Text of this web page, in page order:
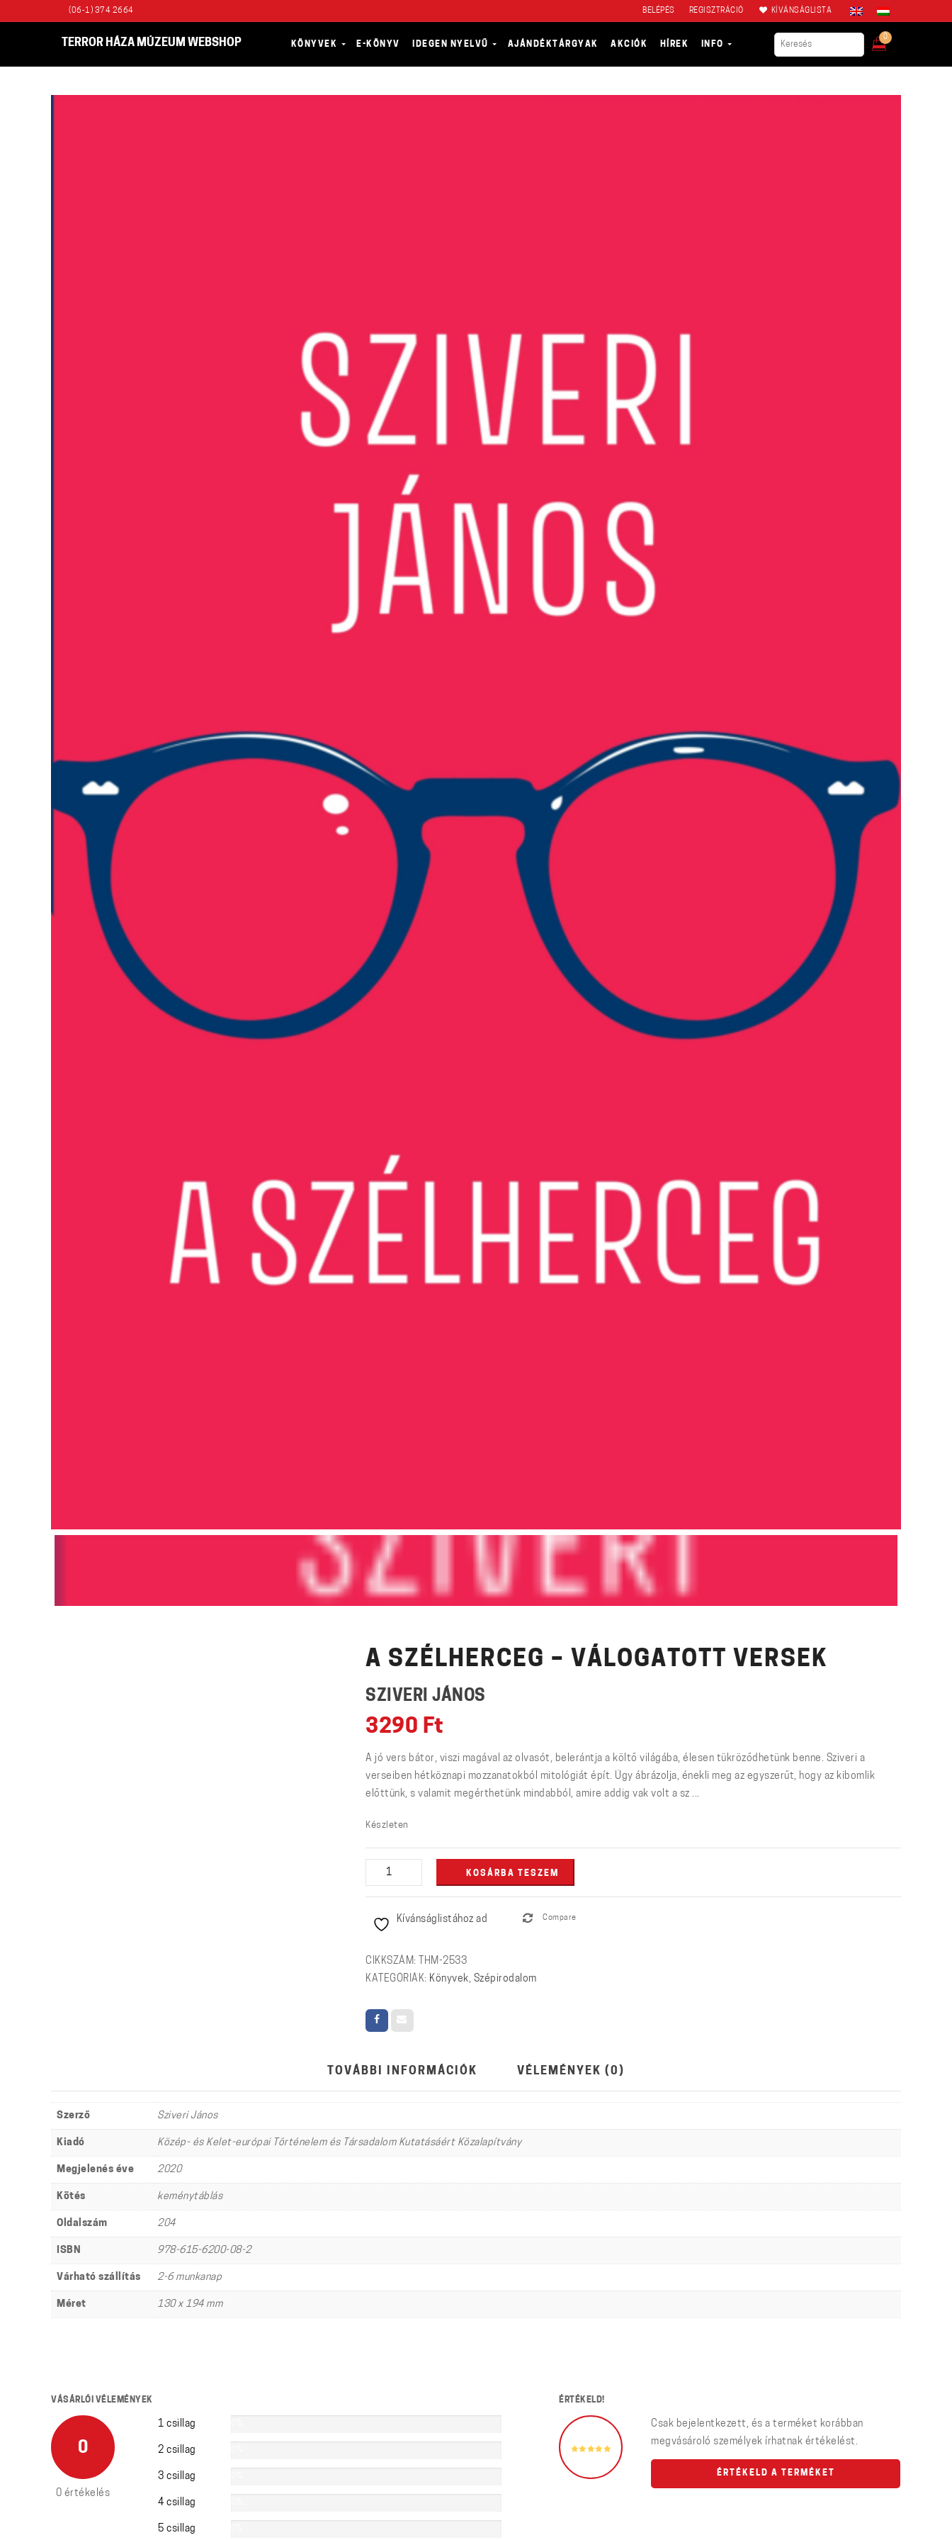
(06-1) 374 2664 BELÉPÉS REGISZTRÁCIÓ KÍVÁNSÁGLISTA
TERROR HÁZA MÚZEUM WEBSHOP KÖNYVEK E-KÖNYV IDEGEN NYELVŰ AJÁNDÉKTÁRGYAK AKCIÓK HÍREK INFO
0
A SZÉLHERCEG – VÁLOGATOTT VERSEK
SZIVERI JÁNOS
3290 Ft
A jó vers bátor, viszi magával az olvasót, belerántja a költő világába, élesen tükröződhetünk benne. Sziveri a
verseiben hétköznapi mozzanatokból mitológiát épít. Úgy ábrázolja, énekli meg az egyszerűt, hogy az kibomlik
előttünk, s valamit megérthetünk mindabból, amire addig vak volt a sz ...
Készleten
szélherceg
Válogatott
mennyiség
KOSÁRBA TESZEM
Kívánságlistához ad Compare
CIKKSZÁM: THM-2533
KATEGÓRIÁK: Könyvek, Szépirodalom
TOVÁBBI INFORMÁCIÓK VÉLEMÉNYEK (0)
Szerző Sziveri János
Kiadó Közép- és Kelet-európai Történelem és Társadalom Kutatásáért Közalapítvány
Megjelenés éve 2020
Kötés keménytáblás
Oldalszám 204
ISBN 978-615-6200-08-2
Várható szállítás 2-6 munkanap
Méret 130 x 194 mm
VÁSÁRLÓI VÉLEMÉNYEK
0
0 értékelés
1 csillag
2 csillag
3 csillag
4 csillag
5 csillag
ÉRTÉKELD!
Csak bejelentkezett, és a terméket korábban
megvásároló személyek írhatnak értékelést.
ÉRTÉKELD A TERMÉKET